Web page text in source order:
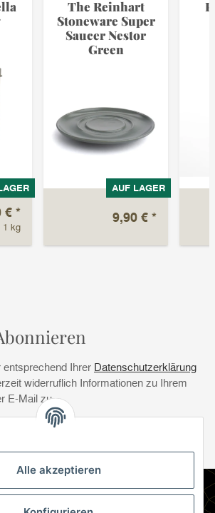
Alle akzeptieren
€ *
1 kg
The Reinhart
Stoneware Super
Saucer Nestor
Green
AUF LAGER
9,90 € *
Ihrer Datenschutzerklärung
widerruflich Informationen zu Ihrem
E-Mail zu.